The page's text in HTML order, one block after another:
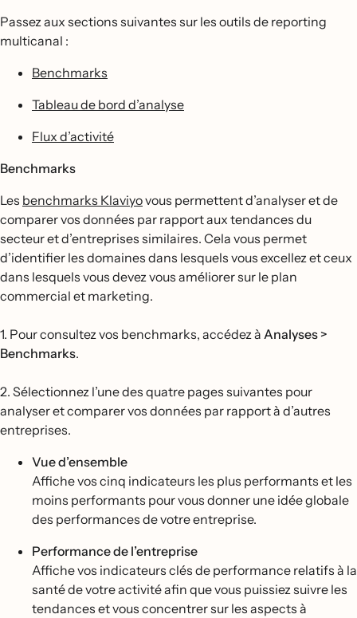
Passez aux sections suivantes sur les outils de reporting
multicanal :
Benchmarks
Tableau de bord d’analyse
Flux d’activité
Benchmarks
Les benchmarks Klaviyovous permettent d’analyser et de
comparer vos données par rapport aux tendances du
secteur et d’entreprises similaires. Cela vous permet
d’identifier les domaines dans lesquels vous excellez et ceux
dans lesquels vous devez vous améliorer sur le plan
commercial et marketing.
1. Pour consultez vos benchmarks, accédez à Analyses >
Benchmarks.
2. Sélectionnez l’une des quatre pages suivantes pour
analyser et comparer vos données par rapport à d’autres
entreprises.
Vue d’ensemble
Affiche vos cinq indicateurs les plus performants et les
moins performants pour vous donner une idée globale
des performances de votre entreprise.
Performance de l’entreprise
Affiche vos indicateurs clés de performance relatifs à la
santé de votre activité afin que vous puissiez suivre les
tendances et vous concentrer sur les aspects à